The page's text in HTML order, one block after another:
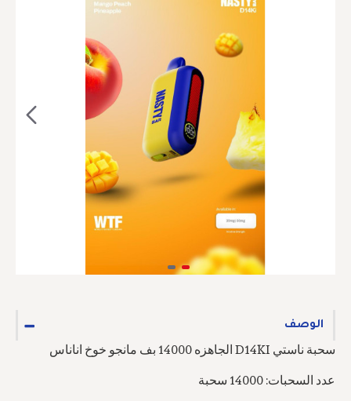
الوصف
سحبة ناستي D14KI الجاهزه 14000 بف مانجو خوخ اناناس
عدد السحبات: 14000 سحبة